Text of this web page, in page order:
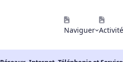
Naviguer